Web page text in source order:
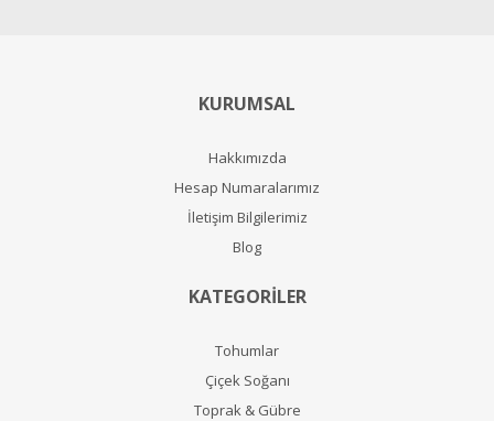
KURUMSAL
Hakkımızda
Hesap Numaralarımız
İletişim Bilgilerimiz
Blog
KATEGORİLER
Tohumlar
Çiçek Soğanı
Toprak & Gübre